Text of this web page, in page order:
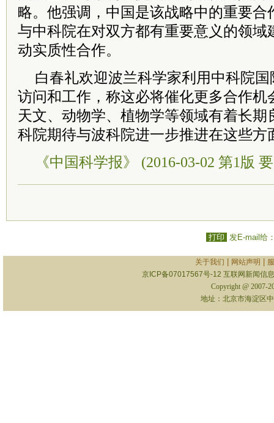
略。他强调，中国是该战略中的重要合
与中科院在对双方都有重要意义的领域
动实质性合作。
白春礼欢迎波兰科学家利用中科院
访问和工作，称这必将催化更多合作机
天文、动物学、植物学等领域有着长期
科院期待与波科院进一步推进在这些方
《中国科学报》 (2016-03-02 第1版
打印 发E-mail给
关于我们 网站声明
京ICP备07017567号-12 互联网新闻信
Copyright @ 2007-
地址：北京市海淀区